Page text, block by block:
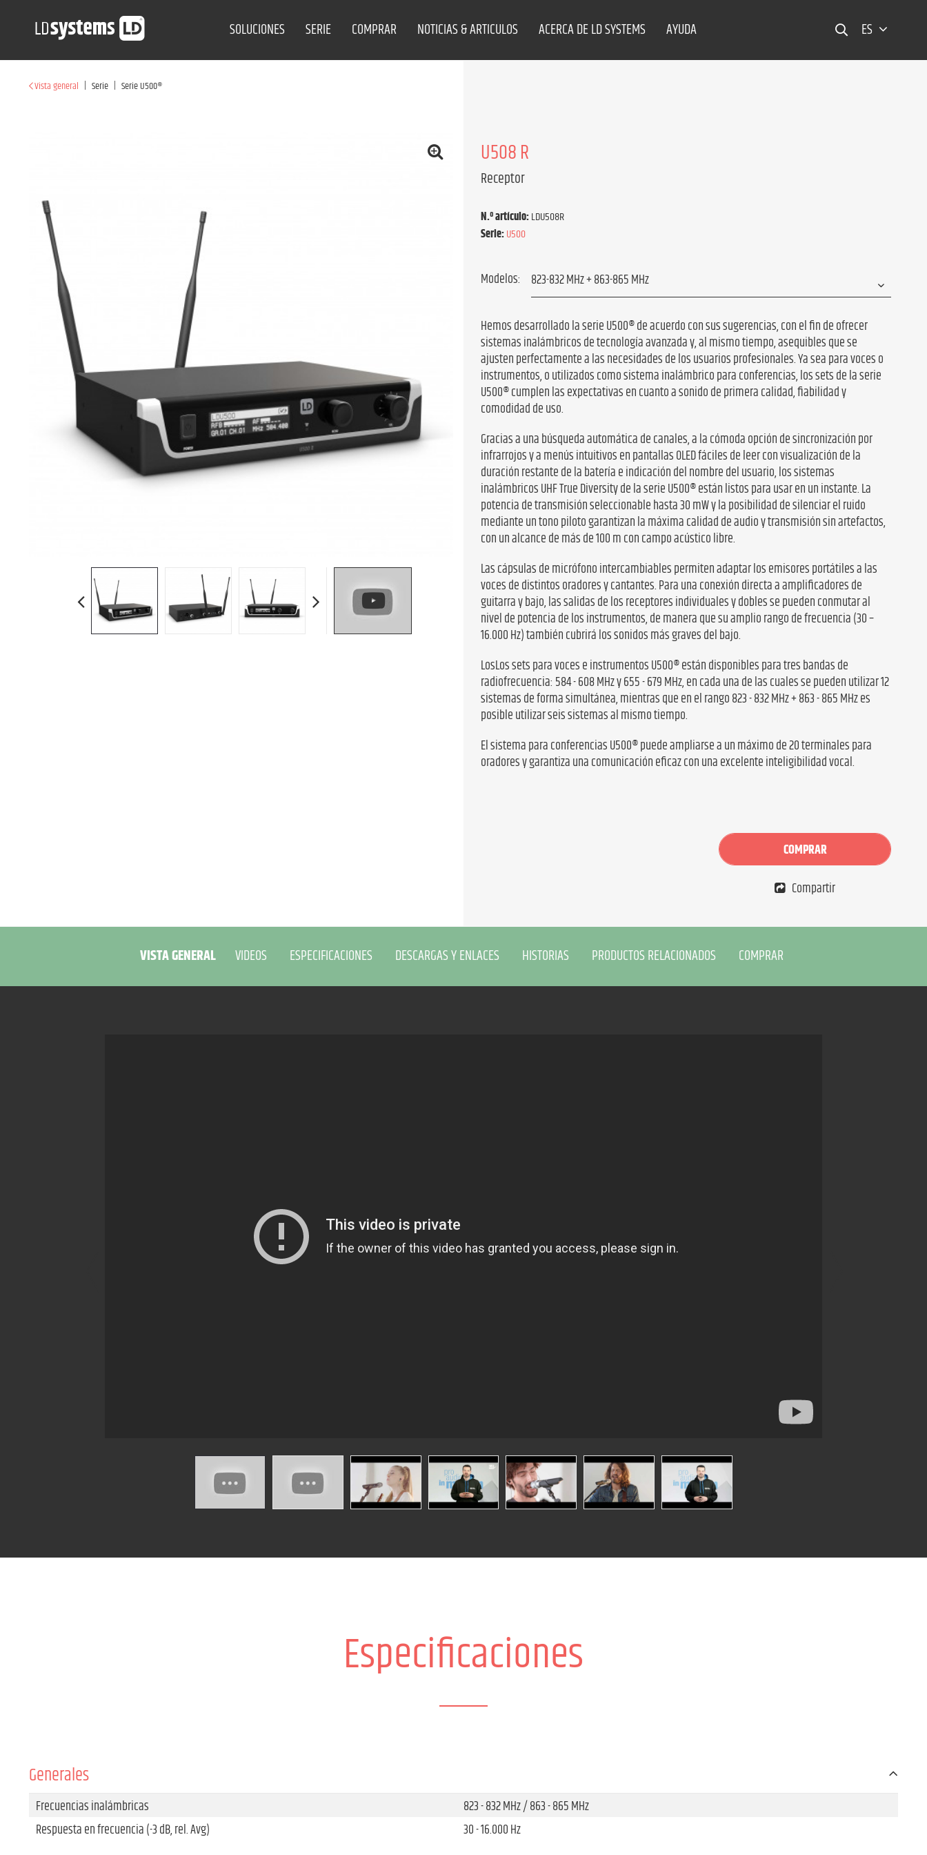
SOLUCIONES SERIE COMPRAR NOTICIAS & ARTICULOS ACERCA DE LD SYSTEMS AYUDA ES
Vista general | Serie | Serie U500®
U508 R
Receptor
N.º artículo:LDU508R
Serie:U500
Modelos:
Hemos desarrollado la serie U500® de acuerdo con sus sugerencias, con el fin de ofrecer
sistemas inalámbricos de tecnología avanzada y, al mismo tiempo, asequibles que se
ajusten perfectamente a las necesidades de los usuarios profesionales. Ya sea para voces o
instrumentos, o utilizados como sistema inalámbrico para conferencias, los sets de la serie
U500® cumplen las expectativas en cuanto a sonido de primera calidad, fiabilidad y
comodidad de uso.
Gracias a una búsqueda automática de canales, a la cómoda opción de sincronización por
infrarrojos y a menús intuitivos en pantallas OLED fáciles de leer con visualización de la
duración restante de la batería e indicación del nombre del usuario, los sistemas
inalámbricos UHF True Diversity de la serie U500® están listos para usar en un instante. La
potencia de transmisión seleccionable hasta 30 mW y la posibilidad de silenciar el ruido
mediante un tono piloto garantizan la máxima calidad de audio y transmisión sin artefactos,
con un alcance de más de 100 m con campo acústico libre.
Las cápsulas de micrófono intercambiables permiten adaptar los emisores portátiles a las
voces de distintos oradores y cantantes. Para una conexión directa a amplificadores de
guitarra y bajo, las salidas de los receptores individuales y dobles se pueden conmutar al
nivel de potencia de los instrumentos, de manera que su amplio rango de frecuencia (30 –
16.000 Hz) también cubrirá los sonidos más graves del bajo.
LosLos sets para voces e instrumentos U500® están disponibles para tres bandas de
radiofrecuencia: 584 - 608 MHz y 655 - 679 MHz, en cada una de las cuales se pueden utilizar 12
sistemas de forma simultánea, mientras que en el rango 823 - 832 MHz + 863 - 865 MHz es
posible utilizar seis sistemas al mismo tiempo.
El sistema para conferencias U500® puede ampliarse a un máximo de 20 terminales para
oradores y garantiza una comunicación eficaz con una excelente inteligibilidad vocal.
COMPRAR
Compartir
VISTA GENERAL VIDEOS ESPECIFICACIONES DESCARGAS Y ENLACES HISTORIAS PRODUCTOS RELACIONADOS COMPRAR
Especificaciones
Generales
Frecuencias inalámbricas
823 - 832 MHz / 863 - 865 MHz
Respuesta en frecuencia (-3 dB, rel. Avg)
30 - 16.000 Hz